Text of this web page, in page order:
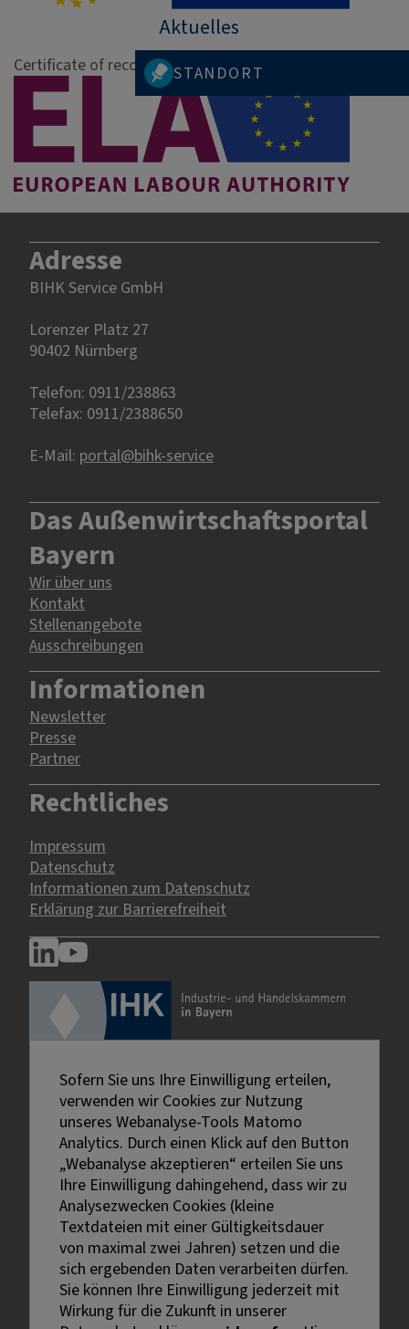
Aktuelles
STANDORT
Certificate of recognition
Adresse
BIHK Service GmbH
Lorenzer Platz 27
90402 Nürnberg‎‎
Telefon: 0911/238863
Telefax: 0911/2388650
E-Mail: portal@bihk-service
Das Außenwirtschaftsportal
Bayern
Wir über uns
Kontakt
Stellenangebote
Ausschreibungen
Informationen
Newsletter
Presse
Partner
Rechtliches
Impressum
Datenschutz
Informationen zum Datenschutz
Erklärung zur Barrierefreiheit
Externe Links sind mit dem Symbol
gekennzeichnet.
Sofern Sie uns Ihre Einwilligung erteilen,
verwenden wir Cookies zur Nutzung
unseres Webanalyse-Tools Matomo
Analytics. Durch einen Klick auf den Button
„Webanalyse akzeptieren“ erteilen Sie uns
Ihre Einwilligung dahingehend, dass wir zu
Analysezwecken Cookies (kleine
Textdateien mit einer Gültigkeitsdauer
von maximal zwei Jahren) setzen und die
sich ergebenden Daten verarbeiten dürfen.
Sie können Ihre Einwilligung jederzeit mit
Wirkung für die Zukunft in unserer